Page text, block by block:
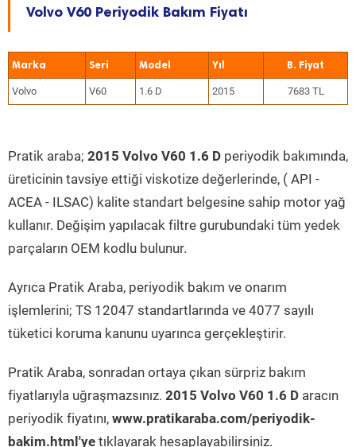
Volvo V60 Periyodik Bakım Fiyatı
Marka Seri Model Yıl
Volvo V60 1.6 D 2015 7683 TL
Pratik araba; 2015 Volvo V60 1.6 D periyodik bakımında,
üreticinin tavsiye ettiği viskotize değerlerinde, ( API -
ACEA - ILSAC) kalite standart belgesine sahip motor yağ
kullanır. Değişim yapılacak filtre gurubundaki tüm yedek
parçaların OEM kodlu bulunur.
Ayrıca Pratik Araba, periyodik bakım ve onarım
işlemlerini; TS 12047 standartlarında ve 4077 sayılı
tüketici koruma kanunu uyarınca gerçekleştirir.
Pratik Araba, sonradan ortaya çıkan sürpriz bakım
fiyatlarıyla uğraşmazsınız. 2015 Volvo V60 1.6 D aracın
periyodik fiyatını, www.pratikaraba.com/periyodik-
bakim.html'ye tıklayarak hesaplayabilirsiniz.